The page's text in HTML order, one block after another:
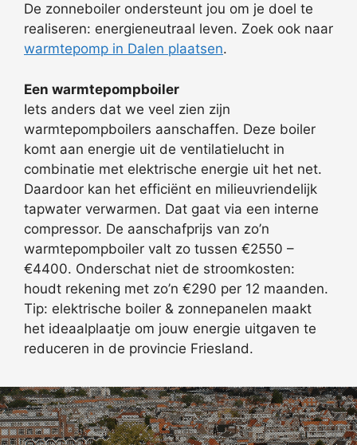
De zonneboiler ondersteunt jou om je doel te
realiseren: energieneutraal leven. Zoek ook naar
warmtepomp in Dalen plaatsen.
Een warmtepompboiler
Iets anders dat we veel zien zijn
warmtepompboilers aanschaffen. Deze boiler
komt aan energie uit de ventilatielucht in
combinatie met elektrische energie uit het net.
Daardoor kan het efficiënt en milieuvriendelijk
tapwater verwarmen. Dat gaat via een interne
compressor. De aanschafprijs van zo’n
warmtepompboiler valt zo tussen €2550 –
€4400. Onderschat niet de stroomkosten:
houdt rekening met zo’n €290 per 12 maanden.
Tip: elektrische boiler & zonnepanelen maakt
het ideaalplaatje om jouw energie uitgaven te
reduceren in de provincie Friesland.